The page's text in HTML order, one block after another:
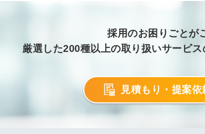
採用のお困りごとが
厳選した200種以上の取り扱いサービ
見積もり・提案依